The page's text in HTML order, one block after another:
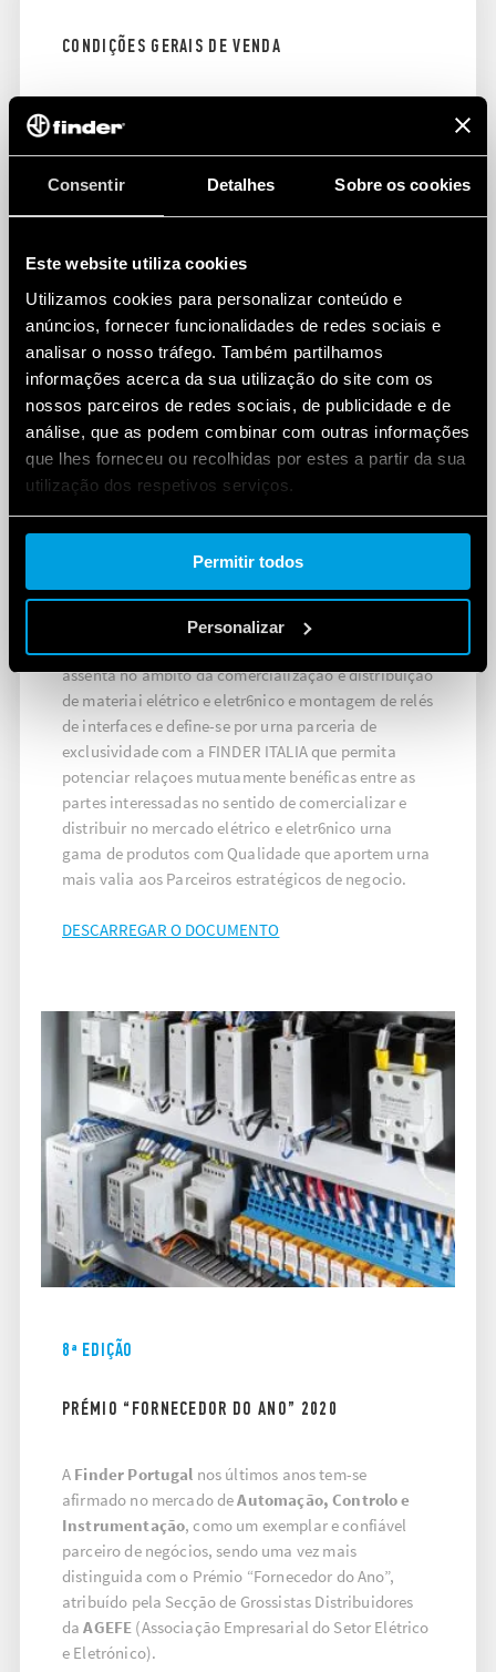
Consentir Detalhes Sobre os cookies
Este website utiliza cookies
Utilizamos cookies para personalizar conteúdo e
anúncios, fornecer funcionalidades de redes sociais e
analisar o nosso tráfego. Também partilhamos
informações acerca da sua utilização do site com os
nossos parceiros de redes sociais, de publicidade e de
análise, que as podem combinar com outras informações
que lhes forneceu ou recolhidas por estes a partir da sua
utilização dos respetivos serviços.
Cookie policy.
Permitir todos
Personalizar
CONDIÇÕES GERAIS DE VENDA
Portugal LDA.
DESCARREGAR O DOCUMENTO
A estratégia de neg6cio da FINDER PORTUGAL
assenta no ambito da comercializaçao e distribuiçao
de materiai elétrico e eletr6nico e montagem de relés
de interfaces e define-se por urna parceria de
exclusividade com a FINDER ITALIA que permita
potenciar relaçoes mutuamente benéficas entre as
partes interessadas no sentido de comercializar e
distribuir no mercado elétrico e eletr6nico urna
gama de produtos com Qualidade que aportem urna
mais valia aos Parceiros estratégicos de negocio.
DESCARREGAR O DOCUMENTO
8ª EDIÇÃO
PRÉMIO “FORNECEDOR DO ANO” 2020
A Finder Portugal nos últimos anos tem-se
afirmado no mercado deAutomação, Controlo e
Instrumentação, como um exemplar e confiável
parceiro de negócios, sendo uma vez mais
distinguida com o Prémio “Fornecedor do Ano”,
atribuído pela Secção de Grossistas Distribuidores
daAGEFE (Associação Empresarial do Setor Elétrico
e Eletrónico).